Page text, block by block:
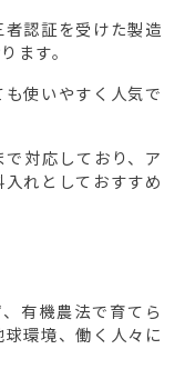
認証を受けた製造
ます。
使いやすく人気で
対応しており、ア
れとしておすすめ
有機農法で育てら
環境、働く人々に